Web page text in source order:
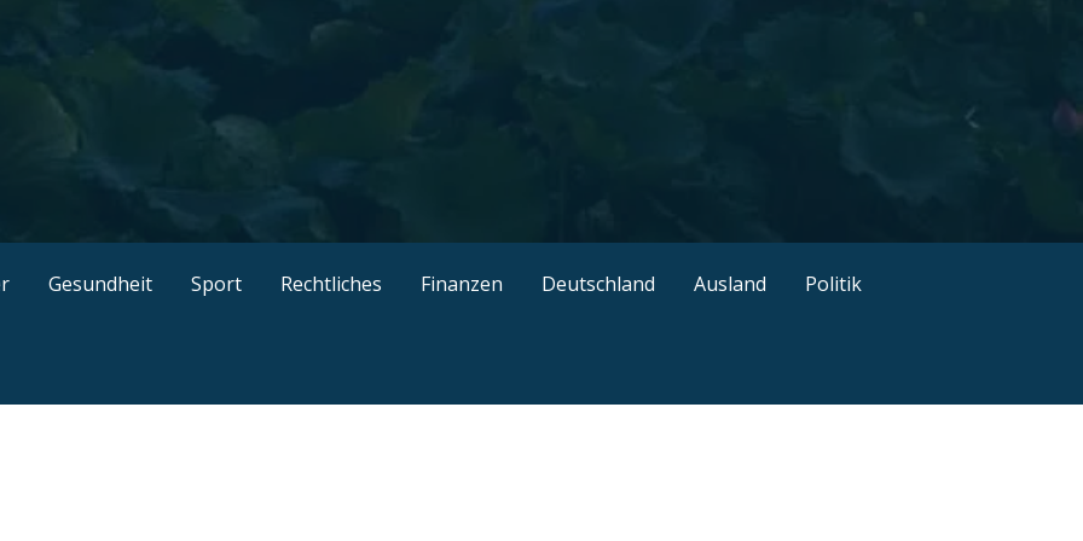
Gesundheit Sport Rechtliches Finanzen Deutschland Ausland Politik